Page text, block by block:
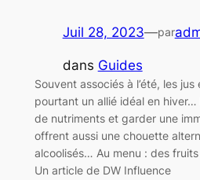
Juil 28, 2023—par
dans Guides
Souvent associés à l’été, les
pourtant un allié idéal en hiver…
de nutriments et garder une
offrent aussi une chouette
alcoolisés… Au menu : des
Un article de DW Influence